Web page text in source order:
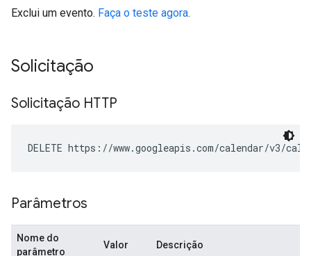
Exclui um evento. Faça o teste agora.
Solicitação
Solicitação HTTP
DELETE https://www.googleapis.com/calendar/v3/
Parâmetros
Nome do
parâmetro
Valor Descrição